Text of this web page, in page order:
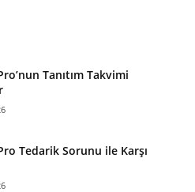
Tanıtım Takvimi
Tedarik Sorunu ile Karşı